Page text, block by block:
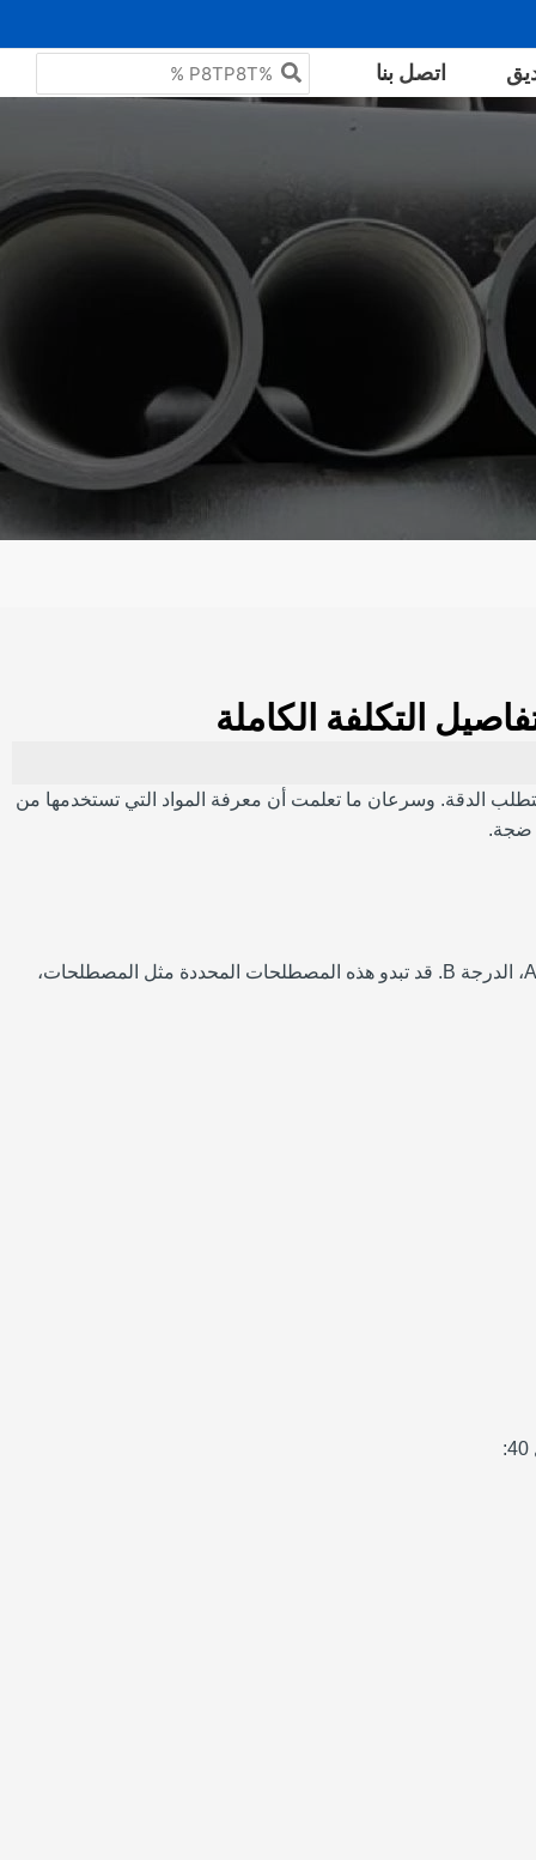
اتصل بنا
البحث
عن:
كل مهمة تتطلب الدقة. وسرعان ما تعلمت أن معرفة المواد التي تستخدمها من
ضجة.
غالبًا ما يشار إلى أنابيب الحديد الأسود بحجمها الاسمي. في مجال عملي، تعني عبارة "1 بوصة من الحديد الأسود" دائمًا الجدول 40، ASTM A53، الدرجة B. قد تبدو هذه المصطلحات المحددة مثل المصطلحات،